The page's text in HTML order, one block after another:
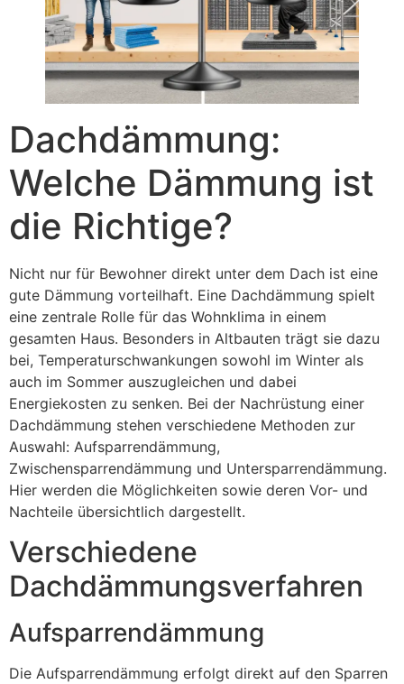
Dachdämmung:
Welche Dämmung ist
die Richtige?
Nicht nur für Bewohner direkt unter dem Dach ist eine
gute Dämmung vorteilhaft. Eine Dachdämmung spielt
eine zentrale Rolle für das Wohnklima in einem
gesamten Haus. Besonders in Altbauten trägt sie dazu
bei, Temperaturschwankungen sowohl im Winter als
auch im Sommer auszugleichen und dabei
Energiekosten zu senken. Bei der Nachrüstung einer
Dachdämmung stehen verschiedene Methoden zur
Auswahl: Aufsparrendämmung,
Zwischensparrendämmung und Untersparrendämmung.
Hier werden die Möglichkeiten sowie deren Vor- und
Nachteile übersichtlich dargestellt.
Verschiedene
Dachdämmungsverfahren
Aufsparrendämmung
Die Aufsparrendämmung erfolgt direkt auf den Sparren